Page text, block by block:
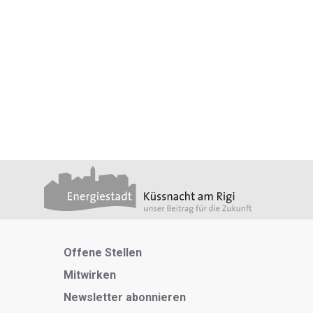
Metanavigation
Offene Stellen
Mitwirken
Newsletter abonnieren